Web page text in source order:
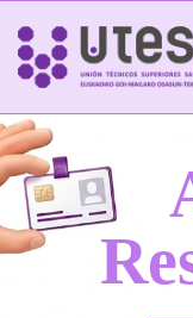
Skip
content
Inicio
QUIÉNES SOMOS